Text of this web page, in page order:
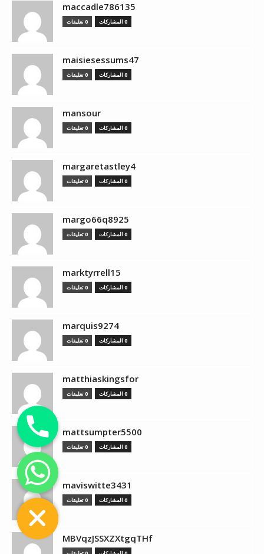
maccadle786135
0 المشاركات 0 تعليقات
maisiesessums47
0 المشاركات 0 تعليقات
mansour
0 المشاركات 0 تعليقات
margaretastley4
0 المشاركات 0 تعليقات
margo66q8925
0 المشاركات 0 تعليقات
marktyrrell15
0 المشاركات 0 تعليقات
marquis9274
0 المشاركات 0 تعليقات
matthiaskingsfor
0 المشاركات 0 تعليقات
mattsumpter5500
0 المشاركات 0 تعليقات
maviswitte3431
0 المشاركات 0 تعليقات
MBVqzJSSXZXtgqTHf
Hide
chaty